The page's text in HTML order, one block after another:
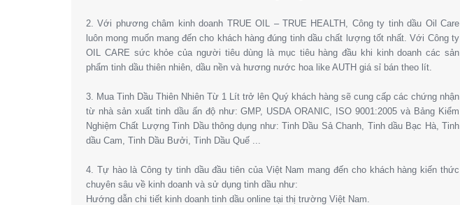
2. Với phương châm kinh doanh TRUE OIL – TRUE HEALTH, Công ty tinh dầu Oil Care
luôn mong muốn mang đến cho khách hàng đúng tinh dầu chất lượng tốt nhất. Với Công ty
OIL CARE sức khỏe của người tiêu dùng là mục tiêu hàng đầu khi kinh doanh các sản
phẩm tinh dầu thiên nhiên, dầu nền và hương nước hoa like AUTH giá sỉ bán theo lít.
3. Mua Tinh Dầu Thiên Nhiên Từ 1 Lít trở lên Quý khách hàng sẽ cung cấp các chứng nhận
từ nhà sản xuất tinh dầu ấn độ như: GMP, USDA ORANIC, ISO 9001:2005 và Bảng Kiểm
Nghiệm Chất Lượng Tinh Dầu thông dụng như: Tinh Dầu Sả Chanh, Tinh dầu Bạc Hà, Tinh
dầu Cam, Tinh Dầu Bưởi, Tinh Dầu Quế ...
4. Tự hào là Công ty tinh dầu đầu tiên của Việt Nam mang đến cho khách hàng kiến thức
chuyên sâu về kinh doanh và sử dụng tinh dầu như:
Hướng dẫn chi tiết kinh doanh tinh dầu online tại thị trường Việt Nam.